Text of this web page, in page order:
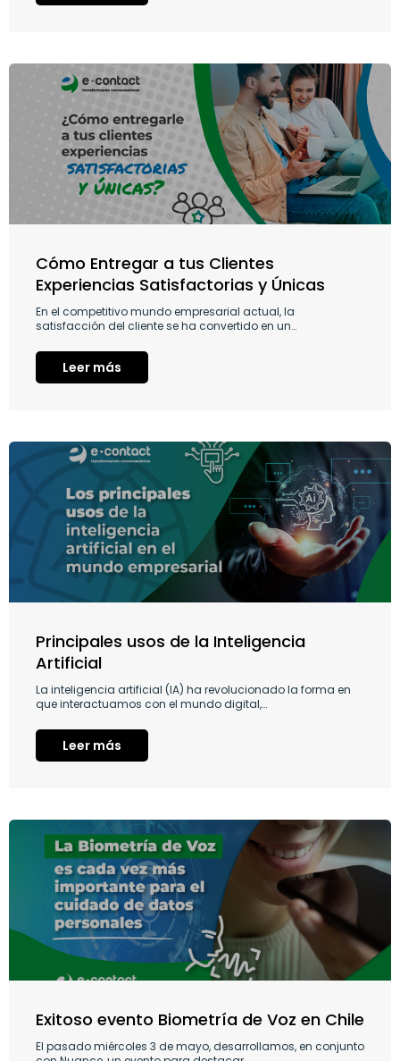
Cómo Entregar a tus Clientes
Experiencias Satisfactorias y Únicas
En el competitivo mundo empresarial actual, la
satisfacción del cliente se ha convertido en un…
Leer más
Principales usos de la Inteligencia
Artificial
La inteligencia artificial (IA) ha revolucionado la forma en
que interactuamos con el mundo digital,…
Leer más
Exitoso evento Biometría de Voz en Chile
El pasado miércoles 3 de mayo, desarrollamos, en conjunto